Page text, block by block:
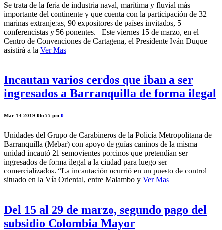
Se trata de la feria de industria naval, marítima y fluvial más
importante del continente y que cuenta con la participación de 32
marinas extranjeras, 90 expositores de países invitados, 5
conferencistas y 56 ponentes. Este viernes 15 de marzo, en el
Centro de Convenciones de Cartagena, el Presidente Iván Duque
asistirá a la Ver Mas
Incautan varios cerdos que iban a ser
ingresados a Barranquilla de forma ilegal
Mar 14 2019 06:55 pm 0
Unidades del Grupo de Carabineros de la Policía Metropolitana de
Barranquilla (Mebar) con apoyo de guías caninos de la misma
unidad incautó 21 semovientes porcinos que pretendían ser
ingresados de forma ilegal a la ciudad para luego ser
comercializados. “La incautación ocurrió en un puesto de control
situado en la Vía Oriental, entre Malambo y Ver Mas
Del 15 al 29 de marzo, segundo pago del
subsidio Colombia Mayor